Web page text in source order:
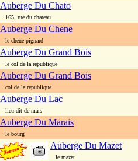
Auberge Du Chato
165, rue du chateau
Auberge Du Chene
le chene pignard
Auberge Du Grand Bois
le col de la republique
Auberge Du Grand Bois
col de la republique
Auberge Du Lac
lieu dit de mars
Auberge Du Marais
le bourg
Auberge Du Mazet
le mazet